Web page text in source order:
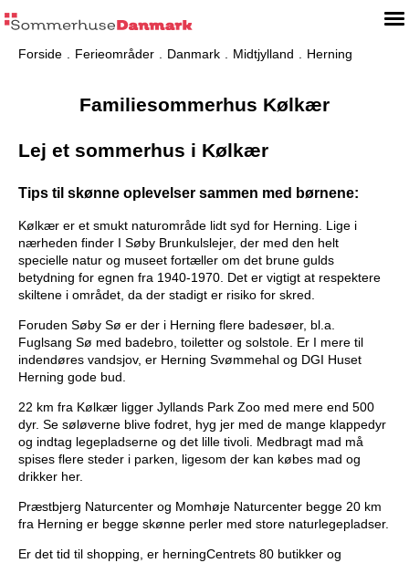
Forside Ferieområder Danmark Midtjylland Herning
Familiesommerhus Kølkær
Lej et sommerhus i Kølkær
Tips til skønne oplevelser sammen med børnene:
Kølkær er et smukt naturområde lidt syd for Herning. Lige i
nærheden finder I Søby Brunkulslejer, der med den helt
specielle natur og museet fortæller om det brune gulds
betydning for egnen fra 1940-1970. Det er vigtigt at respektere
skiltene i området, da der stadigt er risiko for skred.
Foruden Søby Sø er der i Herning flere badesøer, bl.a.
Fuglsang Sø med badebro, toiletter og solstole. Er I mere til
indendøres vandsjov, er Herning Svømmehal og DGI Huset
Herning gode bud.
22 km fra Kølkær ligger Jyllands Park Zoo med mere end 500
dyr. Se søløverne blive fodret, hyg jer med de mange klappedyr
og indtag legepladserne og det lille tivoli. Medbragt mad må
spises flere steder i parken, ligesom der kan købes mad og
drikker her.
Præstbjerg Naturcenter og Momhøje Naturcenter begge 20 km
fra Herning er begge skønne perler med store naturlegepladser.
Er det tid til shopping, er herningCentrets 80 butikker og